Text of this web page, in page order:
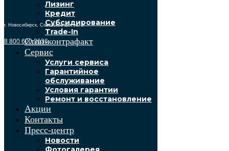
г. Новосибирск, Советское шоссе, 9
8 800 600 3636
Лизинг
Кредит
Субсидирование
Trade-In
Стоп-контрафакт
Сервис
Услуги сервиса
Гарантийное
обслуживание
Условия гарантии
Ремонт и восстановление
Акции
Контакты
Пресс-центр
Новости